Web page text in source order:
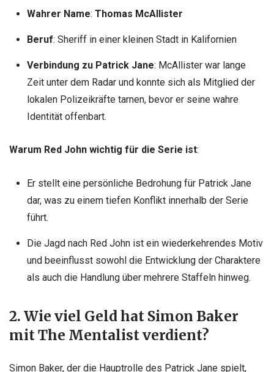
Wahrer Name: Thomas McAllister
Beruf: Sheriff in einer kleinen Stadt in Kalifornien
Verbindung zu Patrick Jane: McAllister war lange
Zeit unter dem Radar und konnte sich als Mitglied der
lokalen Polizeikräfte tarnen, bevor er seine wahre
Identität offenbart.
Warum Red John wichtig für die Serie ist:
Er stellt eine persönliche Bedrohung für Patrick Jane
dar, was zu einem tiefen Konflikt innerhalb der Serie
führt.
Die Jagd nach Red John ist ein wiederkehrendes Motiv
und beeinflusst sowohl die Entwicklung der Charaktere
als auch die Handlung über mehrere Staffeln hinweg.
2. Wie viel Geld hat Simon Baker
mit The Mentalist verdient?
Simon Baker, der die Hauptrolle des Patrick Jane spielt,